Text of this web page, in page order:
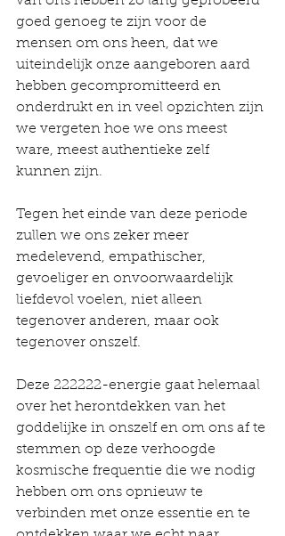
goed genoeg te zijn voor de
mensen om ons heen, dat we
uiteindelijk onze aangeboren aard
hebben gecompromitteerd en
onderdrukt en in veel opzichten zijn
we vergeten hoe we ons meest
ware, meest authentieke zelf
kunnen zijn.
Tegen het einde van deze periode
zullen we ons zeker meer
medelevend, empathischer,
gevoeliger en onvoorwaardelijk
liefdevol voelen, niet alleen
tegenover anderen, maar ook
tegenover onszelf.
Deze 222222-energie gaat helemaal
over het herontdekken van het
goddelijke in onszelf en om ons af te
stemmen op deze verhoogde
kosmische frequentie die we nodig
hebben om ons opnieuw te
verbinden met onze essentie en te